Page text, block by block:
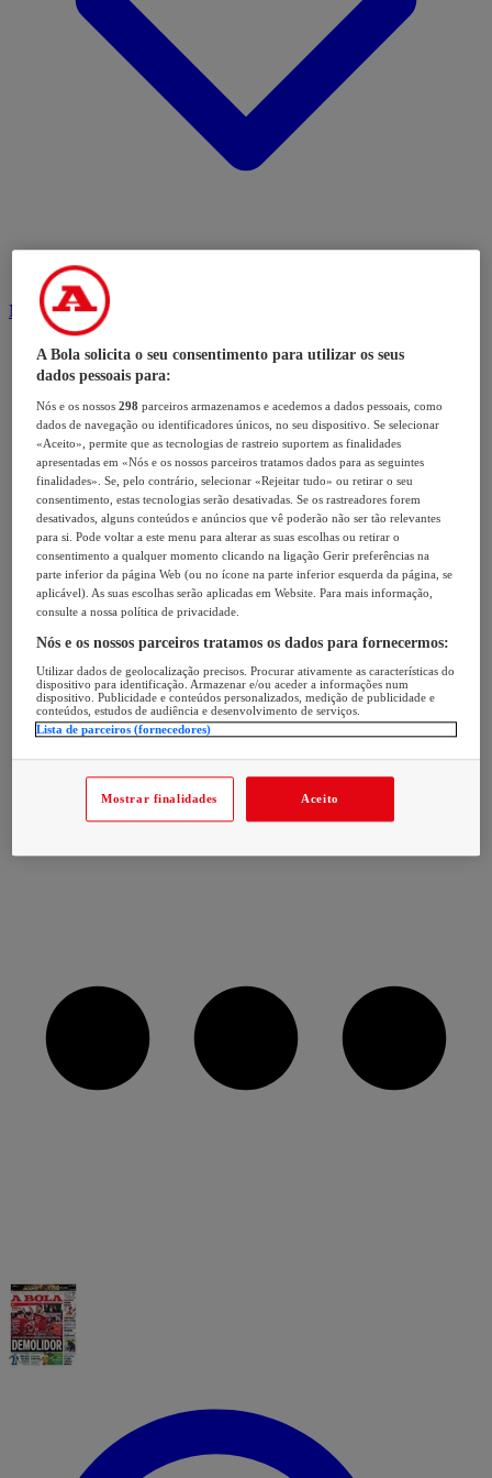
Modalidades
A Bola solicita o seu consentimento para utilizar os seus
dados pessoais para:
Nós e os nossos298 parceiros armazenamos e acedemos a dados pessoais, como
dados de navegação ou identificadores únicos, no seu dispositivo. Se selecionar
«Aceito», permite que as tecnologias de rastreio suportem as finalidades
apresentadas em «Nós e os nossos parceiros tratamos dados para as seguintes
finalidades». Se, pelo contrário, selecionar «Rejeitar tudo» ou retirar o seu
consentimento, estas tecnologias serão desativadas. Se os rastreadores forem
desativados, alguns conteúdos e anúncios que vê poderão não ser tão relevantes
para si. Pode voltar a este menu para alterar as suas escolhas ou retirar o
consentimento a qualquer momento clicando na ligação Gerir preferências na
parte inferior da página Web (ou no ícone na parte inferior esquerda da página, se
aplicável). As suas escolhas serão aplicadas em Website. Para mais informação,
consulte a nossa política de privacidade.
Nós e os nossos parceiros tratamos os dados para fornecermos:
Utilizar dados de geolocalização precisos. Procurar ativamente as características do
dispositivo para identificação. Armazenar e/ou aceder a informações num
dispositivo. Publicidade e conteúdos personalizados, medição de publicidade e
conteúdos, estudos de audiência e desenvolvimento de serviços.
Lista de parceiros (fornecedores)
Mostrar finalidades Aceito